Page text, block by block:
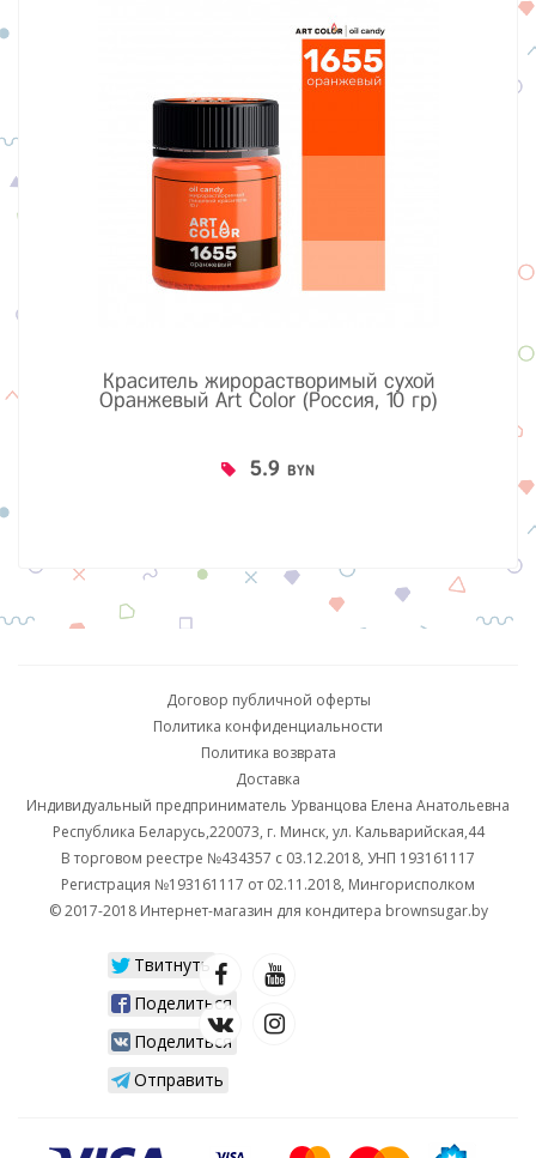
Краситель жирорастворимый сухой
Оранжевый Art Color (Россия, 10 гр)
5.9 BYN
Договор публичной оферты
Политика конфиденциальности
Политика возврата
Доставка
Индивидуальный предприниматель Урванцова Елена Анатольевна
Республика Беларусь,220073, г. Минск, ул. Кальварийская,44
В торговом реестре №434357 с 03.12.2018, УНП 193161117
Регистрация №193161117 от 02.11.2018, Мингорисполком
© 2017-2018 Интернет-магазин для кондитера brownsugar.by
Твитнуть
Поделиться
Поделиться
Отправить